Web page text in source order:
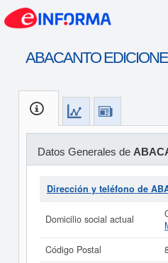
ABACANTO
Datos Generales de
Dirección y teléfono de
Domicilio social actual
Código Postal